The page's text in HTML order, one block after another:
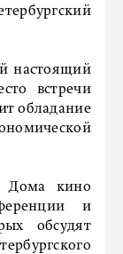
настоящий
встречи
обладание
Дома кино
и
обсудят